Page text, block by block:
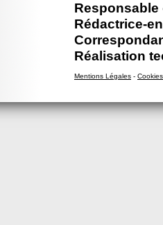
Rédactrice-
Réalisation
Mentions Légales - Cookies